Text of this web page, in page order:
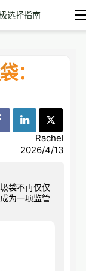
选择指南
：
Rachel
2026/4/13
袋不再仅仅
为一项监管